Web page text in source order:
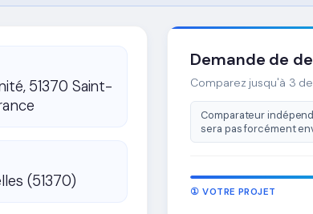
51370 Saint-
(51370)
Demande de
Comparez jusqu'à 3
Comparateur
sera pas forcément
① VOTRE PROJET